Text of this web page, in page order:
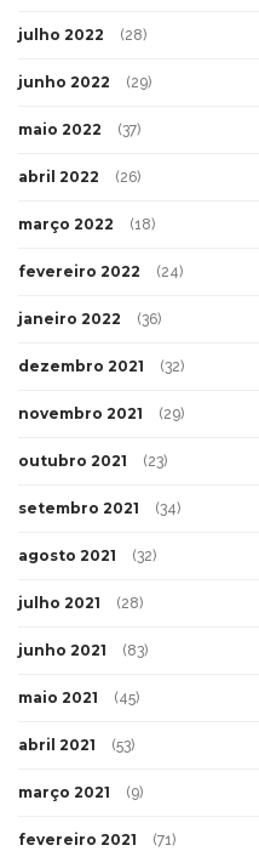
julho 2022 (28)
junho 2022 (29)
maio 2022 (37)
abril 2022 (26)
março 2022 (18)
fevereiro 2022 (24)
janeiro 2022 (36)
dezembro 2021 (32)
novembro 2021 (29)
outubro 2021 (23)
setembro 2021 (34)
agosto 2021 (32)
julho 2021 (28)
junho 2021 (83)
maio 2021 (45)
abril 2021 (53)
março 2021 (9)
fevereiro 2021 (71)